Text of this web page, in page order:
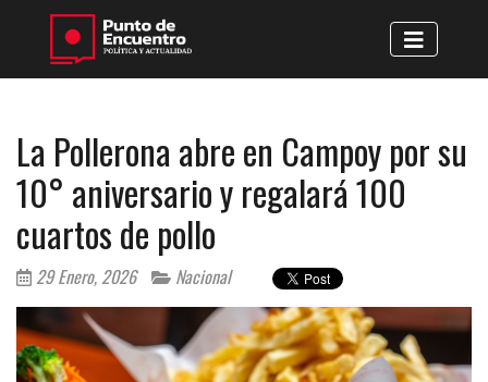
La Pollerona abre en Campoy por su
10° aniversario y regalará 100
cuartos de pollo
29 Enero, 2026 Nacional